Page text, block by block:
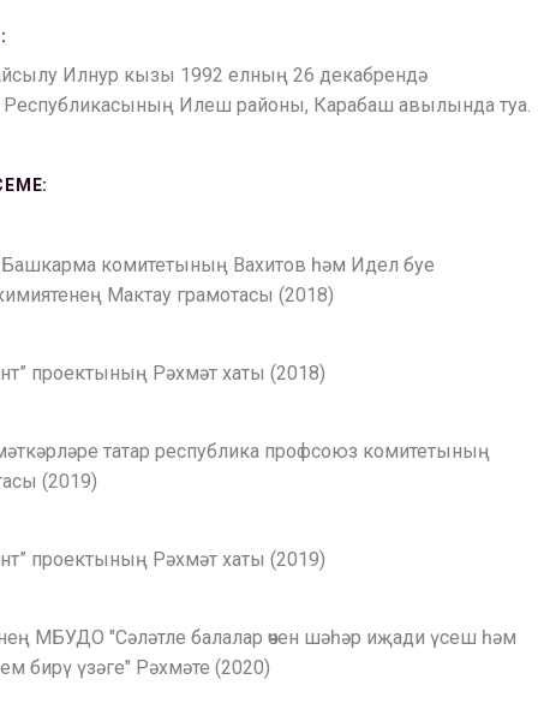
Илнур кызы 1992 елның 26 декабрендә
Республикасының Илеш районы, Карабаш авылында туа.
комитетының Вахитов һәм Идел буе
Мактау грамотасы (2018)
проектының Рәхмәт хаты (2018)
татар республика профсоюз комитетының
(2019)
проектының Рәхмәт хаты (2019)
МБУДО "Сәләтле балалар өчен шәһәр иҗади үсеш һәм
бирү үзәге" Рәхмәте (2020)